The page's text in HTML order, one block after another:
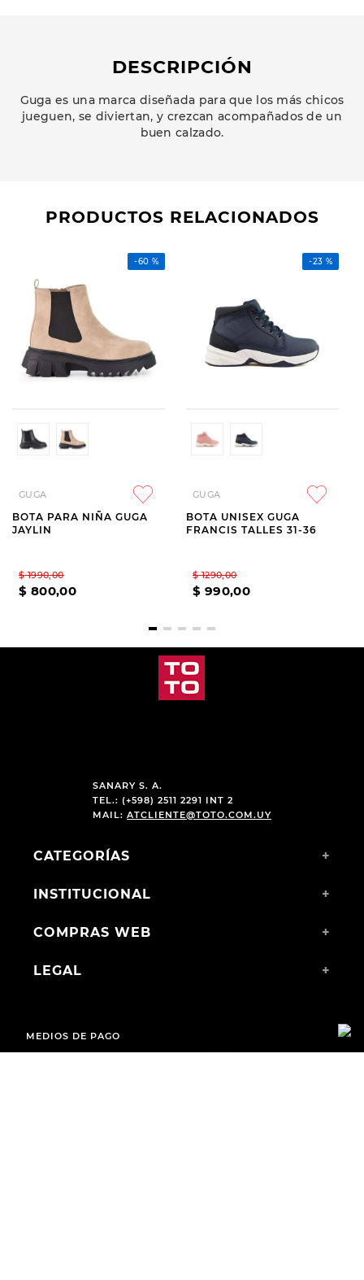
DESCRIPCIÓN
Guga es una marca diseñada para que los más chicos
jueguen, se diviertan, y crezcan acompañados de un
buen calzado.
PRODUCTOS RELACIONADOS
-60 %
GUGA
BOTA PARA NIÑA GUGA
JAYLIN
$ 1990,00
$ 800,00
-23 %
GUGA
BOTA UNISEX GUGA
FRANCIS TALLES 31-36
$ 1290,00
$ 990,00
SANARY S. A.
TEL.: (+598) 2511 2291 INT 2
MAIL: ATCLIENTE@TOTO.COM.UY
CATEGORÍAS +
INSTITUCIONAL +
COMPRAS WEB +
LEGAL +
MEDIOS DE PAGO